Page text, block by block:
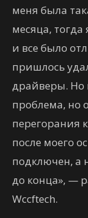
меня была
месяца,
и все было
пришлось
драйверы. Но
проблема, но
перегорания
после моего
подключен, а
до конца», —
Wccftech.